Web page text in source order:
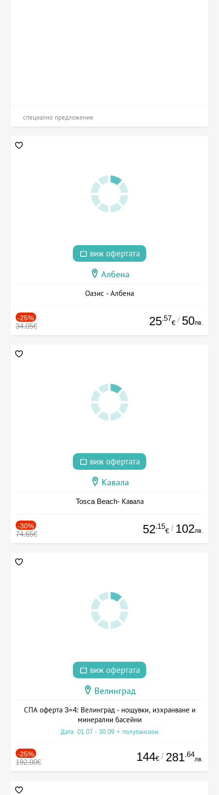
специално предложение
виж офертата
Албена
Оазис - Албена
-25%
34.05€ 25.57
€ / 50лв.
виж офертата
Кавала
Tosca Beach- Кавала
-30%
74.65€ 52.15
€ / 102лв.
виж офертата
Велинград
СПА оферта 3=4: Велинград - нощувки, изхранване и
минерални басейни
Дата: 01.07 - 30.09 + полупансион
-25%
192.00€ 144€ / 281.64
лв.